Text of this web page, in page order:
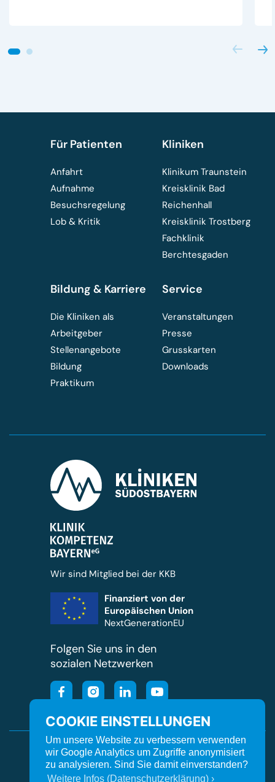
COOKIE EINSTELLUNGEN
Um unsere Website zu verbessern verwenden
wir Google Analytics um Zugriffe anonymisiert
zu analysieren. Sind Sie damit einverstanden?
Weitere Infos (Datenschutzerklärung) ›
Wir sind Mitglied bei der KKB
Finanziert von der
Europäischen Union
NextGenerationEU
Folgen Sie uns in den
sozialen Netzwerken
Für Patienten
Anfahrt
Aufnahme
Besuchsregelung
Lob & Kritik
Kliniken
Klinikum Traunstein
Kreisklinik Bad
Reichenhall
Kreisklinik Trostberg
Fachklinik
Berchtesgaden
Bildung & Karriere
Die Kliniken als
Arbeitgeber
Stellenangebote
Bildung
Praktikum
Service
Veranstaltungen
Presse
Grusskarten
Downloads
Cookie Einstellungen Kontakt
Impressum
Datenschutz
Barrierefreiheit Orgavision